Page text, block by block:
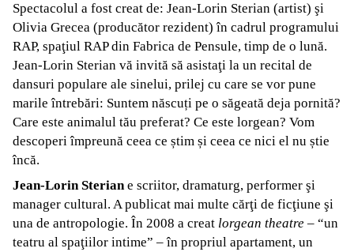
Spectacolul a fost creat de: Jean-Lorin Sterian (artist) şi
Olivia Grecea (producător rezident) în cadrul programului
RAP, spaţiul RAP din Fabrica de Pensule, timp de o lună.
Jean-Lorin Sterian vă invită să asistaţi la un recital de
dansuri populare ale sinelui, prilej cu care se vor pune
marile întrebări: Suntem născuți pe o săgeată deja pornită?
Care este animalul tău preferat? Ce este lorgean? Vom
descoperi împreună ceea ce știm și ceea ce nici el nu știe
încă.
Jean-Lorin Steriane scriitor, dramaturg, performer şi
manager cultural. A publicat mai multe cărţi de ficţiune şi
una de antropologie. În 2008 a creat lorgean theatre – “un
teatru al spaţiilor intime” – în propriul apartament, un